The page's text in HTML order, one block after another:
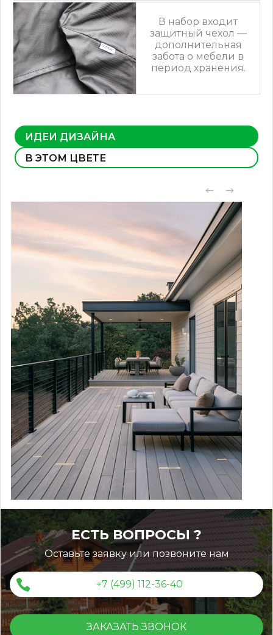
В набор входит
защитный чехол —
дополнительная
забота о мебели в
период хранения.
ИДЕИ ДИЗАЙНА
В ЭТОМ ЦВЕТЕ
ЕСТЬ ВОПРОСЫ ?
Оставьте заявку или позвоните нам
+7 (499) 112-36-40
ЗАКАЗАТЬ ЗВОНОК